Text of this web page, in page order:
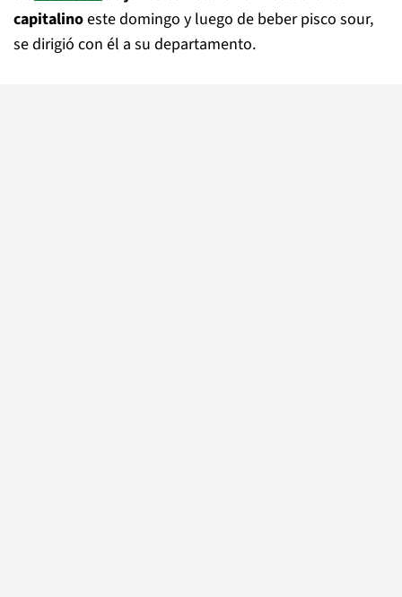
capitalinoeste domingo y luego de beber pisco sour,
se dirigió con él a su departamento.